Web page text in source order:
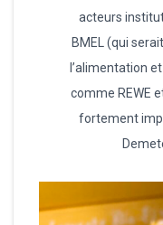
acteurs
BMEL (qui
l’alimentation
comme REWE
fortement